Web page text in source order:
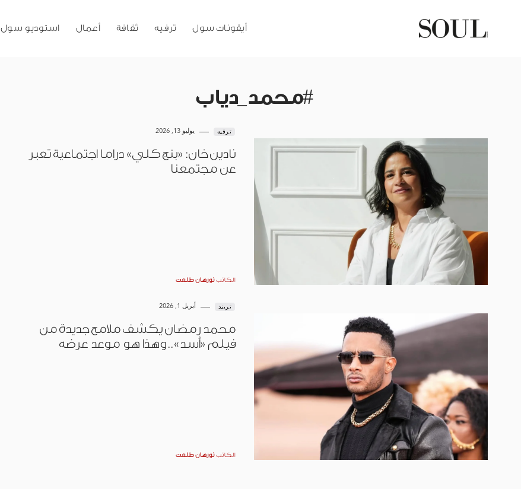
أيقونات سول ترفيه ثقافة أعمال استوديو سول
#محمد_دياب
ترفيه يوليو 13, 2026
نادين خان: «بنج كلي» دراما اجتماعية تعبر
عن مجتمعنا
الكاتب نورهان طلعت
تريند أبريل 1, 2026
محمد رمضان يكشف ملامح جديدة من
فيلم «أسد».. وهذا هو موعد عرضه
الكاتب نورهان طلعت